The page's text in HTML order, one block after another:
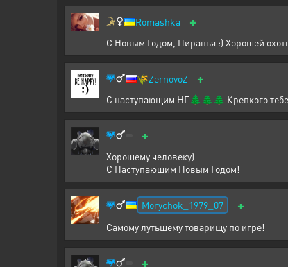
Romashka +
С Новым Годом, Пиранья :) Хорошей
🌾ZernovoZ +
С наступающим НГ🌲🌲🌲 Крепкого
+
Хорошему человеку)
С Наступающим Новым Годом!
Morychok_1979_07 +
Самому лутьшему товарищу по игре!
+